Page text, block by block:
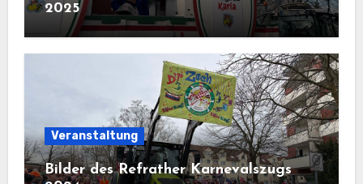
2025
Veranstaltung
Bilder des Refrather Karnevalszugs